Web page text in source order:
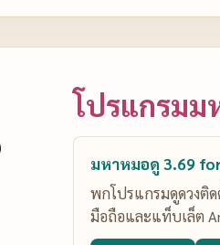
โปรแกรมม
มหาหมอดู 3.69
พกโปรแกรมดูดวงติ
มือถือและแท็บเล็ต